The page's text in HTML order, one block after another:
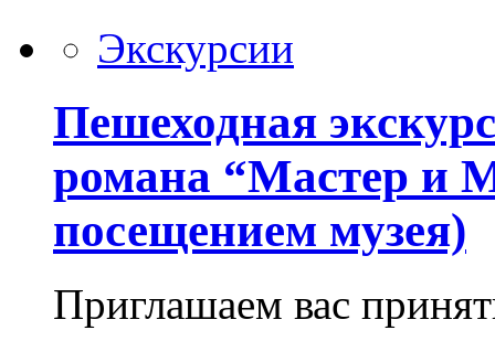
Экскурсии
Пешеходная
романа “Мастер и
посещением музея)
Приглашаем вас